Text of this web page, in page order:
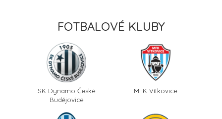
FOTBALOVÉ KLUBY
SK Dynamo České
Budějovice
MFK Vítkovice